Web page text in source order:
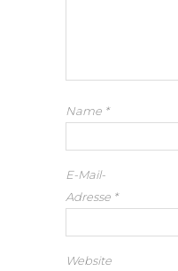
Name *
E-Mail-
Adresse *
Website